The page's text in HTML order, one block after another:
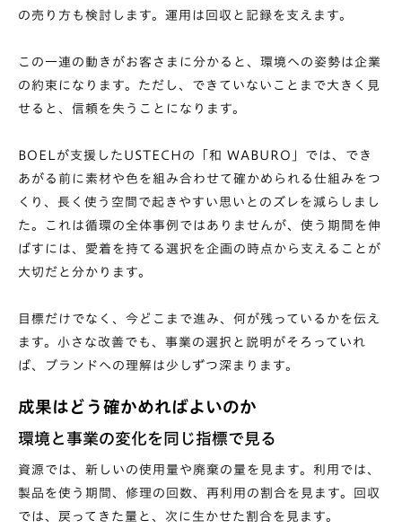
の売り方も検討します。運用は回収と記録を支えます。
この一連の動きがお客さまに分かると、環境への姿勢は企業
の約束になります。ただし、できていないことまで大きく見
せると、信頼を失うことになります。
BOELが支援したUSTECHの「和 WABURO」では、でき
あがる前に素材や色を組み合わせて確かめられる仕組みをつ
くり、長く使う空間で起きやすい思いとのズレを減らしまし
た。これは循環の全体事例ではありませんが、使う期間を伸
ばすには、愛着を持てる選択を企画の時点から支えることが
大切だと分かります。
目標だけでなく、今どこまで進み、何が残っているかを伝え
ます。小さな改善でも、事業の選択と説明がそろっていれ
ば、ブランドへの理解は少しずつ深まります。
成果はどう確かめればよいのか
環境と事業の変化を同じ指標で見る
資源では、新しいの使用量や廃棄の量を見ます。利用では、
製品を使う期間、修理の回数、再利用の割合を見ます。回収
では、戻ってきた量と、次に生かせた割合を見ます。